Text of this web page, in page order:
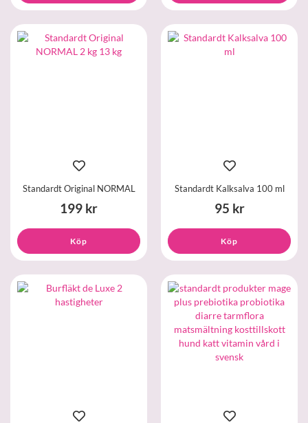
Standardt Original NORMAL
199 kr
Köp
Standardt Kalksalva 100 ml
95 kr
Köp